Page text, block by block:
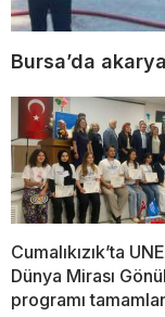
Bursa’da
Cumalıkızık’ta
Dünya Mirası
programı